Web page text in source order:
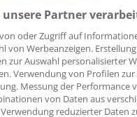
bis acht Wochen
einer erhöhten
Partner
oder Zugriff auf
von Werbeanzeigen.
zur Auswahl personalisierter
Verwendung von Profilen
Messung der Performance
von Daten aus
reduzierter Daten